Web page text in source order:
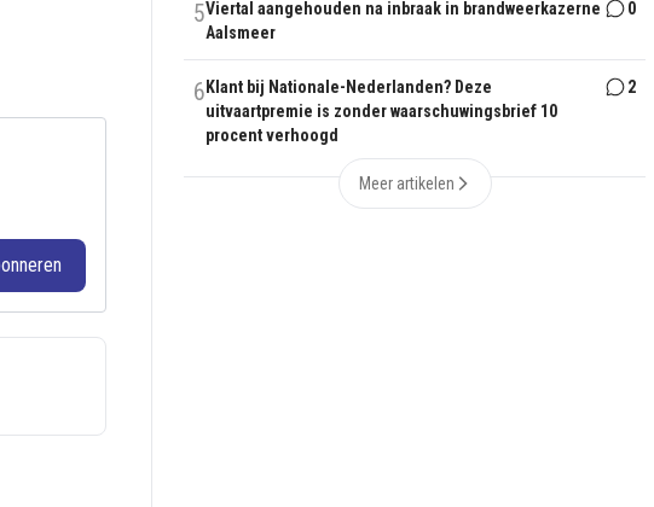
5Viertal aangehouden na inbraak in brandweerkazerne
Aalsmeer
0
6 Klant bij Nationale-Nederlanden? Deze
uitvaartpremie is zonder waarschuwingsbrief 10
procent verhoogd
2
Meer artikelen